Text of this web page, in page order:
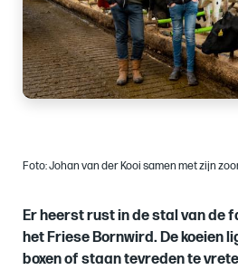
Foto: Johan van der Kooi samen met zijn
Er heerst rust in de stal van de
het Friese Bornwird. De koeien
boxen of staan tevreden te